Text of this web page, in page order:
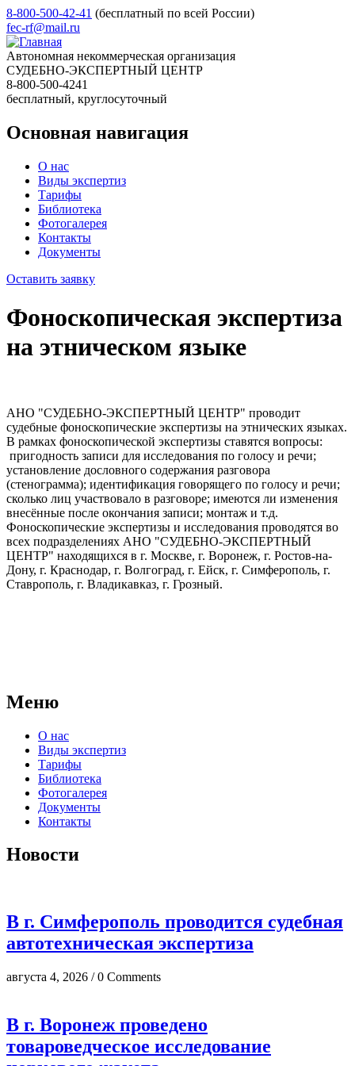
8-800-500-42-41 (бесплатный по всей России)
fec-rf@mail.ru
Автономная некоммерческая организация
СУДЕБНО-ЭКСПЕРТНЫЙ ЦЕНТР
8-800-500-4241
бесплатный, круглосуточный
Основная навигация
О нас
Виды экспертиз
Тарифы
Библиотека
Фотогалерея
Контакты
Документы
Оставить заявку
Фоноскопическая экспертиза
на этническом языке
АНО "СУДЕБНО-ЭКСПЕРТНЫЙ ЦЕНТР" проводит
судебные фоноскопические экспертизы на этнических языках.
В рамках фоноскопической экспертизы ставятся вопросы:
пригодность записи для исследования по голосу и речи;
установление дословного содержания разговора
(стенограмма); идентификация говорящего по голосу и речи;
сколько лиц участвовало в разговоре; имеются ли изменения
внесённые после окончания записи; монтаж и т.д.
Фоноскопические экспертизы и исследования проводятся во
всех подразделениях АНО "СУДЕБНО-ЭКСПЕРТНЫЙ
ЦЕНТР" находящихся в г. Москве, г. Воронеж, г. Ростов-на-
Дону, г. Краснодар, г. Волгоград, г. Ейск, г. Симферополь, г.
Ставрополь, г. Владикавказ, г. Грозный.
Меню
О нас
Виды экспертиз
Тарифы
Библиотека
Фотогалерея
Документы
Контакты
Новости
В г. Симферополь проводится судебная
автотехническая экспертиза
августа 4, 2026 / 0 Comments
В г. Воронеж проведено
товароведческое исследование